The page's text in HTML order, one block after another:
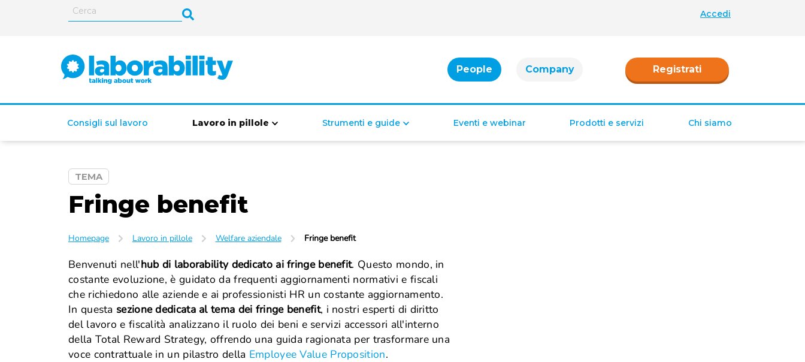
Accedi
People Company Registrati
Consigli sul lavoro Lavoro in pillole
ISEE (Indicatore della
Situazione Economica
Equivalente)
Lavoro autonomo
Lavoro subordinato
Orario di lavoro
Trasferta
Luogo di lavoro
Licenziamento
Dimissioni
Diritti e doveri dei lavoratori
Maternità e paternità
Malattia
Disabilità
Infortunio sul lavoro
Mobbing sul lavoro
Enti bilaterali
Strumenti e guide Eventi e webinar Prodotti e servizi Chi siamo
TEMA
Fringe benefit
Homepage Lavoro in pillole Welfare aziendale Fringe benefit
Benvenuti nell'hub di laborability dedicato ai fringe benefit. Questo mondo, in
costante evoluzione, è guidato da frequenti aggiornamenti normativi e fiscali
che richiedono alle aziende e ai professionisti HR un costante aggiornamento.
In questa sezione dedicata al tema dei fringe benefit, i nostri esperti di diritto
del lavoro e fiscalità analizzano il ruolo dei beni e servizi accessori all'interno
della Total Reward Strategy, offrendo una guida ragionata per trasformare una
voce contrattuale in un pilastro della Employee Value Proposition.